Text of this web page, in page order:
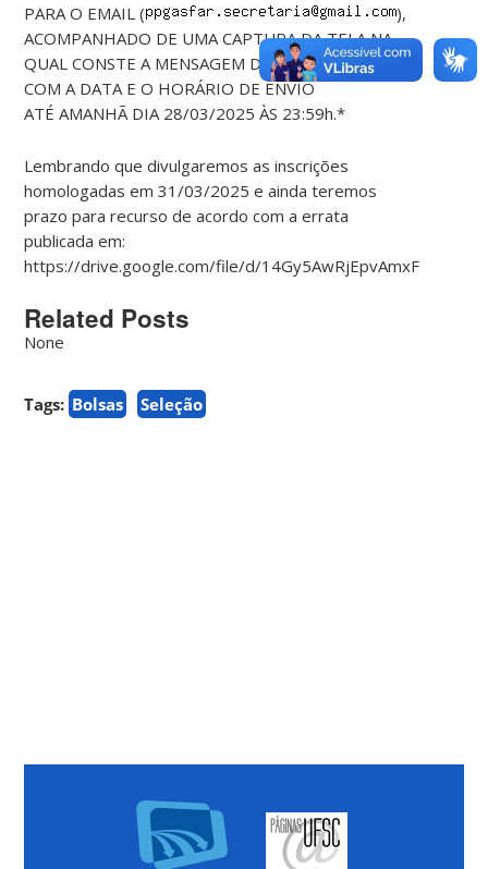
PARA O EMAIL (
),
ACOMPANHADO DE UMA CAPTURA DA TELA NA
QUAL CONSTE A MENSAGEM DO PRIMEIRO ENVIO,
COM A DATA E O HORÁRIO DE ENVIO
ATÉ AMANHÃ DIA 28/03/2025 ÀS 23:59h.*
Lembrando que divulgaremos as inscrições
homologadas em 31/03/2025 e ainda teremos
prazo para recurso de acordo com a errata
publicada em:
https://drive.google.com/file/d/
Related Posts
None
Tags: Bolsas Seleção